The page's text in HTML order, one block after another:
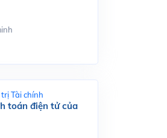
Tài chính
toán điện tử của